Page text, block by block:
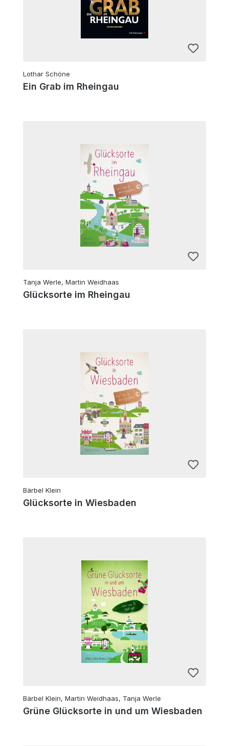
Lothar Schöne
Ein Grab im Rheingau
Tanja Werle, Martin Weidhaas
Glücksorte im Rheingau
Bärbel Klein
Glücksorte in Wiesbaden
Bärbel Klein, Martin Weidhaas, Tanja Werle
Grüne Glücksorte in und um Wiesbaden